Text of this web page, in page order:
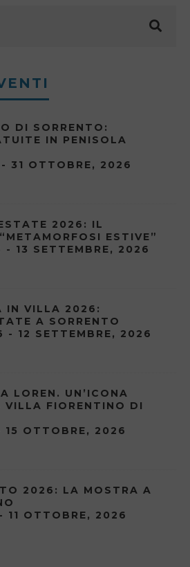
DI SORRENTO:
IN PENISOLA
31 OTTOBRE, 2026
2026: IL
ESTIVE”
- 13 SETTEMBRE, 2026
IN VILLA 2026:
A SORRENTO
- 12 SETTEMBRE, 2026
LOREN. UN’ICONA
VILLA FIORENTINO DI
OTTOBRE, 2026
2026: LA MOSTRA A
OTTOBRE, 2026